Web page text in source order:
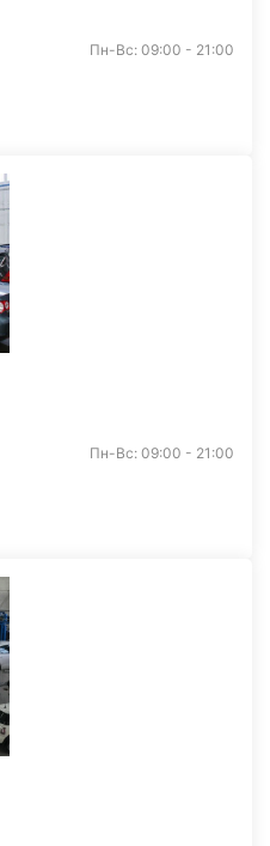
Пн-Вс: 09:00 - 21:00
Пн-Вс: 09:00 - 21:00